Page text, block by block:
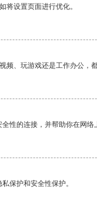
将设置页面进行优化。
、玩游戏还是工作办公，
性的连接，并帮助你在网络
保护和安全性保护。